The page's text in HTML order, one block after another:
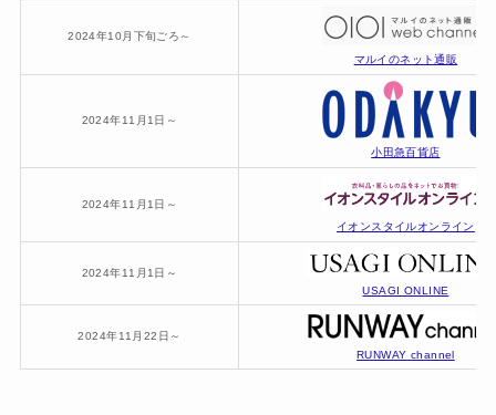
2024年10月下旬ごろ～
マルイのネット通販
2024年11月1日～
小田急百貨店
2024年11月1日～
イオンスタイルオンライン
2024年11月1日～
USAGI ONLINE
2024年11月22日～
RUNWAY channel